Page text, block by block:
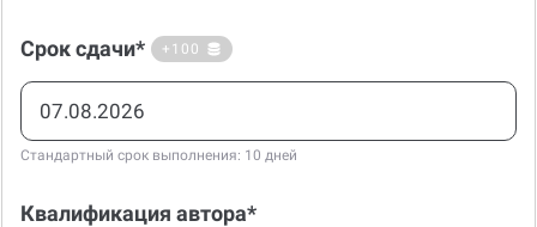
Срок сдачи* +100
Стандартный срок выполнения: 10 дней
Квалификация автора*